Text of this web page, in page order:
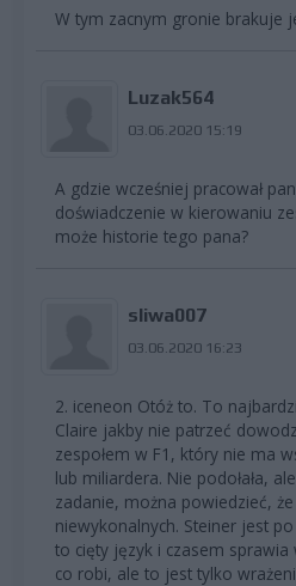
W tym zacnym gronie brakuje
Luzak564
03.06.2020 15:19
A gdzie wcześniej pracował
doświadczenie w kierowaniu
może historie tego pana?
sliwa007
03.06.2020 16:23
2. iceneon Otóż to. To
Claire jakby nie patrzeć
zespołem w F1, który nie ma
lub miliardera. Nie podołała,
zadanie, można powiedzieć,
niewykonalnych. Steiner jest
to cięty język i czasem
co robi, ale to jest tylko